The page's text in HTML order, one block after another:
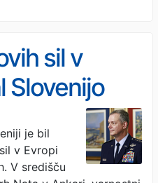
sil v
Slovenijo
je bil
v Evropi
V središču